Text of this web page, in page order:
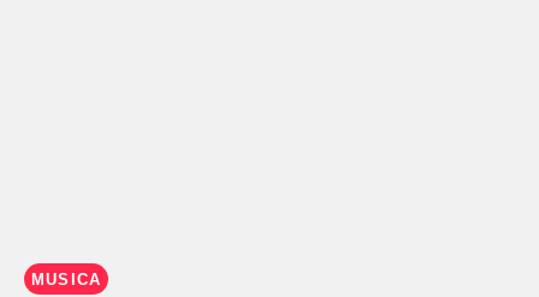
MÚSICA